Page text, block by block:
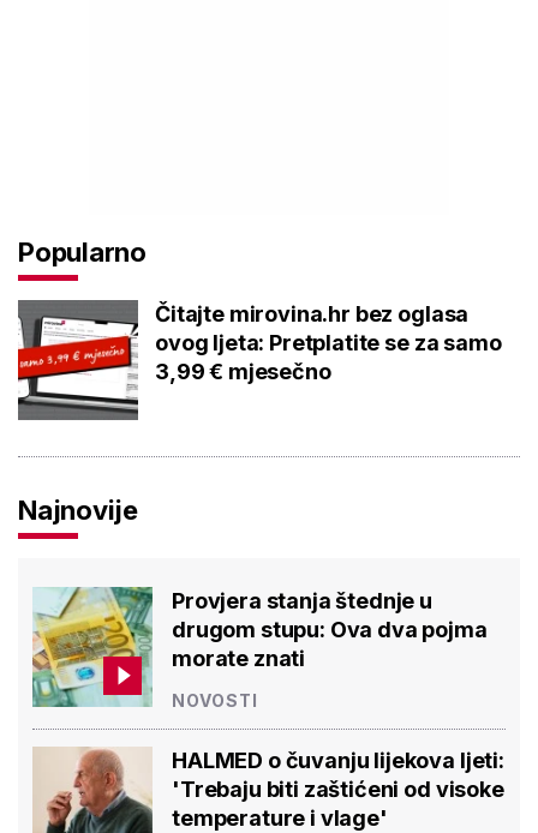
Popularno
Čitajte mirovina.hr bez oglasa
ovog ljeta: Pretplatite se za samo
3,99 € mjesečno
Najnovije
Provjera stanja štednje u
drugom stupu: Ova dva pojma
morate znati
NOVOSTI
HALMED o čuvanju lijekova ljeti:
'Trebaju biti zaštićeni od visoke
temperature i vlage'